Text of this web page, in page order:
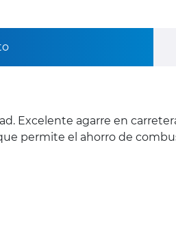
Excelente agarre en
permite el ahorro de